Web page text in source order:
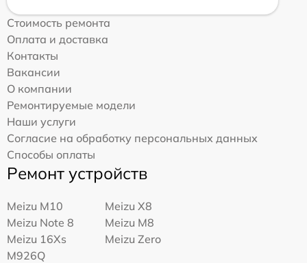
Стоимость ремонта
Оплата и доставка
Контакты
Вакансии
О компании
Ремонтируемые модели
Наши услуги
Согласие на обработку персональных данных
Способы оплаты
Ремонт устройств
Meizu M10
Meizu X8
Meizu Note 8
Meizu M8
Meizu 16Xs
M926Q
Meizu Zero